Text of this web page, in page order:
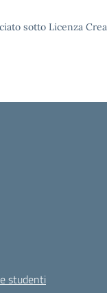
sotto Licenza
studenti